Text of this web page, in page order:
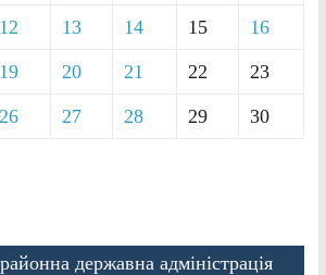
12 13 14 15 16
19 20 21 22 23
26 27 28 29 30
державна адміністрація